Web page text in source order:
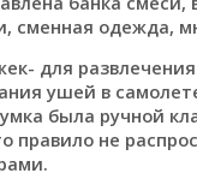
сменная одежда,
для
ушей в
была ручной
правило не